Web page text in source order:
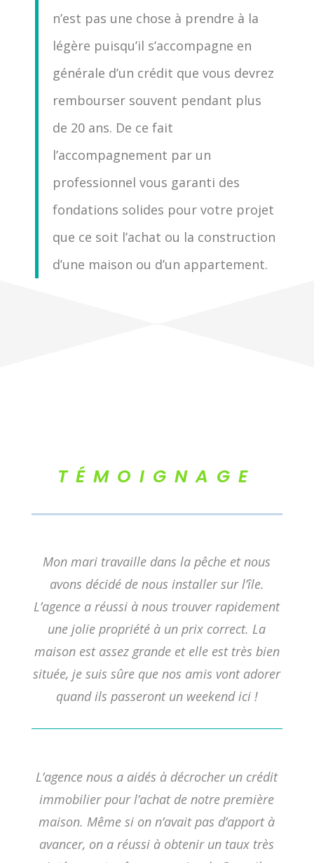
n’est pas une chose à prendre à la
légère puisqu’il s’accompagne en
générale d’un crédit que vous devrez
rembourser souvent pendant plus
de 20 ans. De ce fait
l’accompagnement par un
professionnel vous garanti des
fondations solides pour votre projet
que ce soit l’achat ou la construction
d’une maison ou d’un appartement.
TÉMOIGNAGE
Mon mari travaille dans la pêche et nous
avons décidé de nous installer sur l’île.
L’agence a réussi à nous trouver rapidement
une jolie propriété à un prix correct. La
maison est assez grande et elle est très bien
située, je suis sûre que nos amis vont adorer
quand ils passeront un weekend ici !
L’agence nous a aidés à décrocher un crédit
immobilier pour l’achat de notre première
maison. Même si on n’avait pas d’apport à
avancer, on a réussi à obtenir un taux très